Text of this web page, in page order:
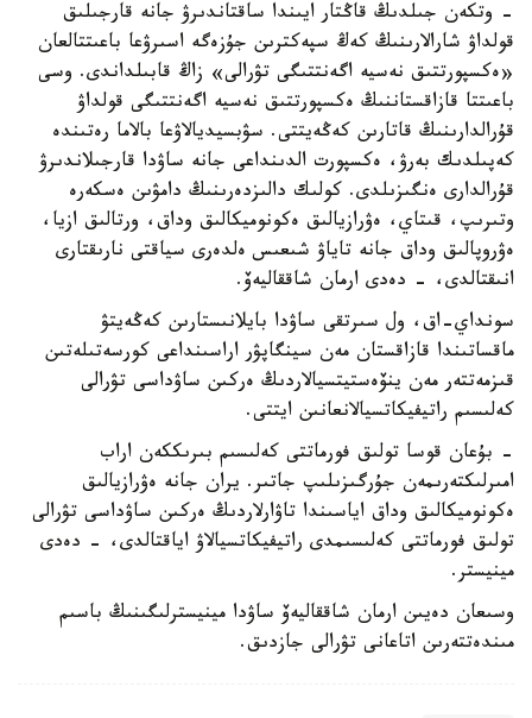
- وتكەن جىلدىڭ قاڭتار ايىندا ساقتاندىرۋ جانە قارجىلىق
قولداۋ شارالارىنىڭ كەڭ سپەكترىن جۇزەگە اسىرۋعا باعىتتالعان
«ەكسپورتتىق نەسيە اگەنتتىگى تۋرالى» زاڭ قابىلداندى. وسى
باعىتتا قازاقستاننىڭ ەكسپورتتىق نەسيە اگەنتتىگى قولداۋ
قۇرالدارىنىڭ قاتارىن كەڭەيتتى. سۋبسيديالاۋعا بالاما رەتىندە
كەپىلدىك بەرۋ، ەكسپورت الدىنداعى جانە ساۋدا قارجىلاندىرۋ
قۇرالدارى ەنگىزىلدى. كولىك دالىزدەرىنىڭ دامۋىن ەسكەرە
وتىرىپ، قىتاي، ەۋرازيالىق ەكونوميكالىق وداق، ورتالىق ازيا،
ەۋروپالىق وداق جانە تاياۋ شىعىس ەلدەرى سياقتى نارىقتارى
انىقتالدى، - دەدى ارمان شاققاليەۆ.
سونداي-اق، ول سىرتقى ساۋدا بايلانىستارىن كەڭەيتۋ
ماقساتىندا قازاقستان مەن سينگاپۋر اراسىنداعى كورسەتىلەتىن
قىزمەتتەر مەن ينۆەستيتسيالاردىڭ ەركىن ساۋداسى تۋرالى
كەلىسىم راتيفيكاتسيالانعانىن ايتتى.
- بۇعان قوسا تولىق فورماتتى كەلىسىم بىرىككەن اراب
امىرلىكتەرىمەن جۇرگىزىلىپ جاتىر. يران جانە ەۋرازيالىق
ەكونوميكالىق وداق اياسىندا تاۋارلاردىڭ ەركىن ساۋداسى تۋرالى
تولىق فورماتتى كەلىسىمدى راتيفيكاتسيالاۋ اياقتالدى، - دەدى
مينيستر.
وسىعان دەيىن ارمان شاققاليەۆ ساۋدا مينيسترلىگىنىڭ باسىم
مىندەتتەرىن اتاعانى تۋرالى جازدىق.